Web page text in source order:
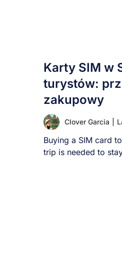
Karty SIM w
turystów:
zakupowy
Clover Garcia
Buying a SIM card
trip is needed to